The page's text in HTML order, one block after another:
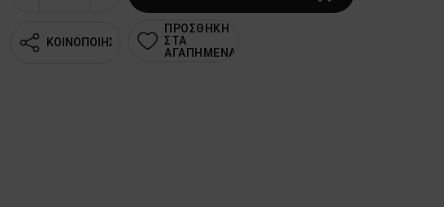
ΚΟΙΝΟΠΟΙΗΣΗ
ΠΡΟΣΘΗΚΗ
ΣΤΑ
ΑΓΑΠΗΜΕΝΑ